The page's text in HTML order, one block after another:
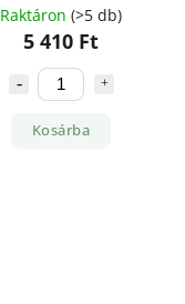
Raktáron (>5 db)
5 410 Ft
Kosárba